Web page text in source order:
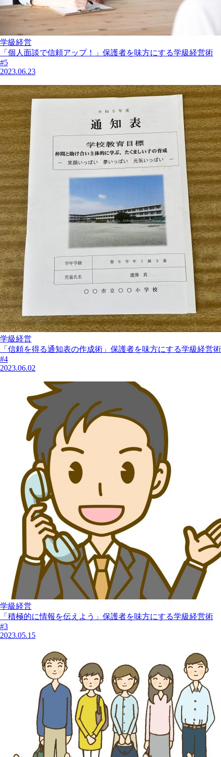
学級経営
「個人面談で信頼アップ！」保護者を味方にする学級経営術
#5
2023.06.23
学級経営
「信頼を得る通知表の作成術」保護者を味方にする学級経営術
#4
2023.06.02
学級経営
「積極的に情報を伝えよう」保護者を味方にする学級経営術
#3
2023.05.15